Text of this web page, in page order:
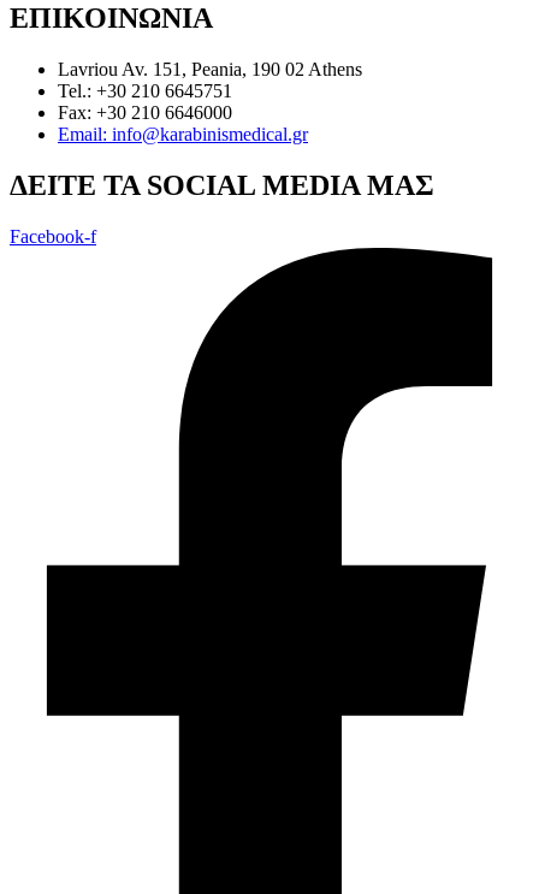
ΕΠΙΚΟΙΝΩΝΙΑ
Lavriou Av. 151, Peania, 190 02 Athens
Tel.: +30 210 6645751
Fax: +30 210 6646000
Email: info@karabinismedical.gr
ΔEITE TA SOCIAL MEDIA ΜΑΣ
Facebook-f